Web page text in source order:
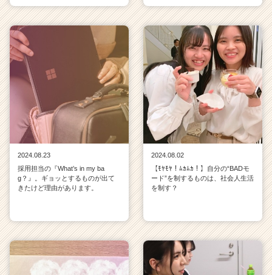
2024.08.23
採用担当の『What’s in my ba
g？』。ギョッとするものが出て
きたけど理由があります。
2024.08.02
【ﾓﾔﾓﾔ！ﾑｶﾑｶ！】自分の“BADモ
ード”を制するものは、社会人生活
を制す？